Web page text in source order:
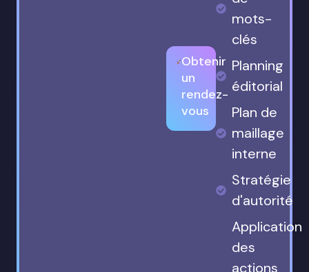
Obtenir
un
rendez-
vous
mots-
clés
Planning
éditorial
Plan de
maillage
interne
Stratégie
d'autorité
Application
des
actions